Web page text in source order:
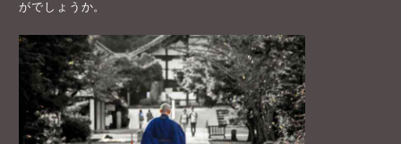
がでしょうか。